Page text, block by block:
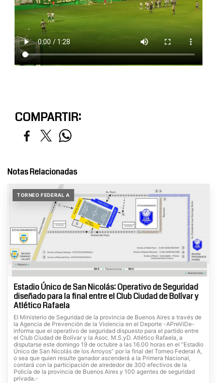
COMPARTIR:
Notas Relacionadas
TORNEO FEDERAL A
Estadio Único de San Nicolás: Operativo de Seguridad
diseñado para la final entre el Club Ciudad de Bolívar y
Atlético Rafaela
El Ministerio de Seguridad de la provincia de Buenos Aires a través de
la Agencia de Prevención de la Violencia en el Deporte -APreViDe-
informa que el operativo de seguridad dispuesto para el partido entre
el Club Ciudad de Bolívar y la Asoc. M.S.yD. Atlético Rafaela, a
disputarse este domingo 19 de octubre a las 16.00 horas en el “Estadio
Único de San Nicolás de los Arroyos” por la final del Torneo Federal A,
o sea que quien resulte ganador ascenderá a la Primera Nacional,
contará con la participación de alrededor de 300 efectivos de la
Policía de la provincia de Buenos Aires y 100 agentes de seguridad
privada.-